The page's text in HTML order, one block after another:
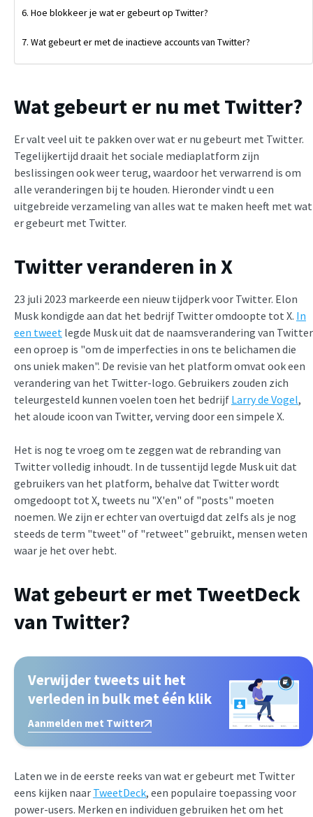
Hoe blokkeer je wat er gebeurt op Twitter?
Wat gebeurt er met de inactieve accounts van Twitter?
Wat gebeurt er nu met Twitter?
Er valt veel uit te pakken over wat er nu gebeurt met Twitter.
Tegelijkertijd draait het sociale mediaplatform zijn
beslissingen ook weer terug, waardoor het verwarrend is om
alle veranderingen bij te houden. Hieronder vindt u een
uitgebreide verzameling van alles wat te maken heeft met wat
er gebeurt met Twitter.
Twitter veranderen in X
23 juli 2023 markeerde een nieuw tijdperk voor Twitter. Elon
Musk kondigde aan dat het bedrijf Twitter omdoopte tot X. In
een tweet legde Musk uit dat de naamsverandering van Twitter
een oproep is "om de imperfecties in ons te belichamen die
ons uniek maken". De revisie van het platform omvat ook een
verandering van het Twitter-logo. Gebruikers zouden zich
teleurgesteld kunnen voelen toen het bedrijf Larry de Vogel,
het aloude icoon van Twitter, verving door een simpele X.
Het is nog te vroeg om te zeggen wat de rebranding van
Twitter volledig inhoudt. In de tussentijd legde Musk uit dat
gebruikers van het platform, behalve dat Twitter wordt
omgedoopt tot X, tweets nu "X'en" of "posts" moeten
noemen. We zijn er echter van overtuigd dat zelfs als je nog
steeds de term "tweet" of "retweet" gebruikt, mensen weten
waar je het over hebt.
Wat gebeurt er met TweetDeck
van Twitter?
Verwijder tweets uit het
verleden in bulk met één klik
Aanmelden met Twitter
Laten we in de eerste reeks van wat er gebeurt met Twitter
eens kijken naar TweetDeck, een populaire toepassing voor
power-users. Merken en individuen gebruiken het om het